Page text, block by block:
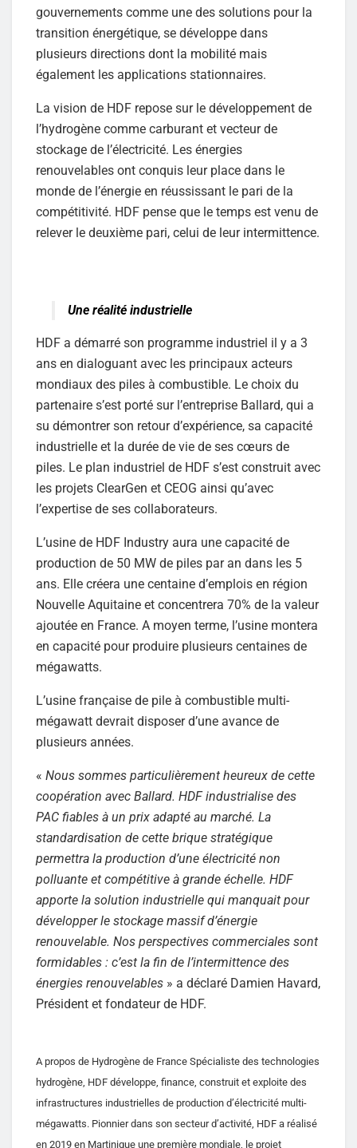
gouvernements comme une des solutions pour la
transition énergétique, se développe dans
plusieurs directions dont la mobilité mais
également les applications stationnaires.
La vision de HDF repose sur le développement de
l’hydrogène comme carburant et vecteur de
stockage de l’électricité. Les énergies
renouvelables ont conquis leur place dans le
monde de l’énergie en réussissant le pari de la
compétitivité. HDF pense que le temps est venu de
relever le deuxième pari, celui de leur intermittence.
Une réalité industrielle
HDF a démarré son programme industriel il y a 3
ans en dialoguant avec les principaux acteurs
mondiaux des piles à combustible. Le choix du
partenaire s’est porté sur l’entreprise Ballard, qui a
su démontrer son retour d’expérience, sa capacité
industrielle et la durée de vie de ses cœurs de
piles. Le plan industriel de HDF s’est construit avec
les projets ClearGen et CEOG ainsi qu’avec
l’expertise de ses collaborateurs.
L’usine de HDF Industry aura une capacité de
production de 50 MW de piles par an dans les 5
ans. Elle créera une centaine d’emplois en région
Nouvelle Aquitaine et concentrera 70% de la valeur
ajoutée en France. A moyen terme, l’usine montera
en capacité pour produire plusieurs centaines de
mégawatts.
L’usine française de pile à combustible multi-
mégawatt devrait disposer d’une avance de
plusieurs années.
« Nous sommes particulièrement heureux de cette
coopération avec Ballard. HDF industrialise des
PAC fiables à un prix adapté au marché. La
standardisation de cette brique stratégique
permettra la production d’une électricité non
polluante et compétitive à grande échelle. HDF
apporte la solution industrielle qui manquait pour
développer le stockage massif d’énergie
renouvelable. Nos perspectives commerciales sont
formidables : c’est la fin de l’intermittence des
énergies renouvelables » a déclaré Damien Havard,
Président et fondateur de HDF.
A propos de Hydrogène de France Spécialiste des technologies
hydrogène, HDF développe, finance, construit et exploite des
infrastructures industrielles de production d’électricité multi-
mégawatts. Pionnier dans son secteur d’activité, HDF a réalisé
en 2019 en Martinique une première mondiale, le projet